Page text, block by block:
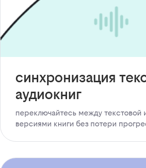
синхронизация
аудиокниг
переключайтесь между текстовой
версиями книги без потери